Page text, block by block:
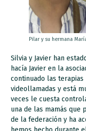
Pilar y su hermana
Silvia y Javier han
hacía Javier en la
continuado las terapias
videollamadas y está
veces le cuesta
una de las mamás que
de la federación y ha